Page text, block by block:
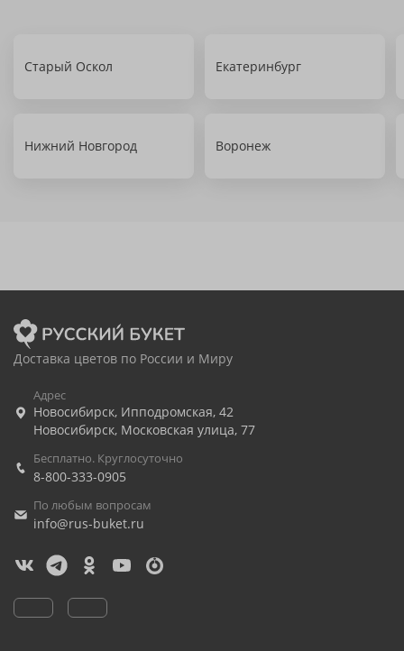
Старый Оскол Екатеринбург
Нижний Новгород Воронеж
Доставка цветов по России и Миру
Адрес
Новосибирск, Ипподромская, 42
Новосибирск, Московская улица, 77
Бесплатно. Круглосуточно
8-800-333-0905
По любым вопросам
info@rus-buket.ru